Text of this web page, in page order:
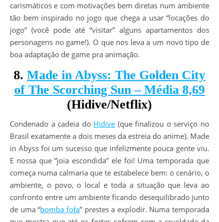
carismáticos e com motivações bem diretas num ambiente
tão bem inspirado no jogo que chega a usar “locações do
jogo” (você pode até “visitar” alguns apartamentos dos
personagens no game!). O que nos leva a um novo tipo de
boa adaptação de game pra animação.
8. Made in Abyss: The Golden City
of The Scorching Sun – Média 8,69
(Hidive/Netflix)
Condenado a cadeia do Hidive (que finalizou o serviço no
Brasil exatamente a dois meses da estreia do anime). Made
in Abyss foi um sucesso que infelizmente pouca gente viu.
E nossa que “joia escondida” ele foi! Uma temporada que
começa numa calmaria que te estabelece bem: o cenário, o
ambiente, o povo, o local e toda a situação que leva ao
confronto entre um ambiente ficando desequilibrado junto
de uma “bomba fofa” prestes a explodir. Numa temporada